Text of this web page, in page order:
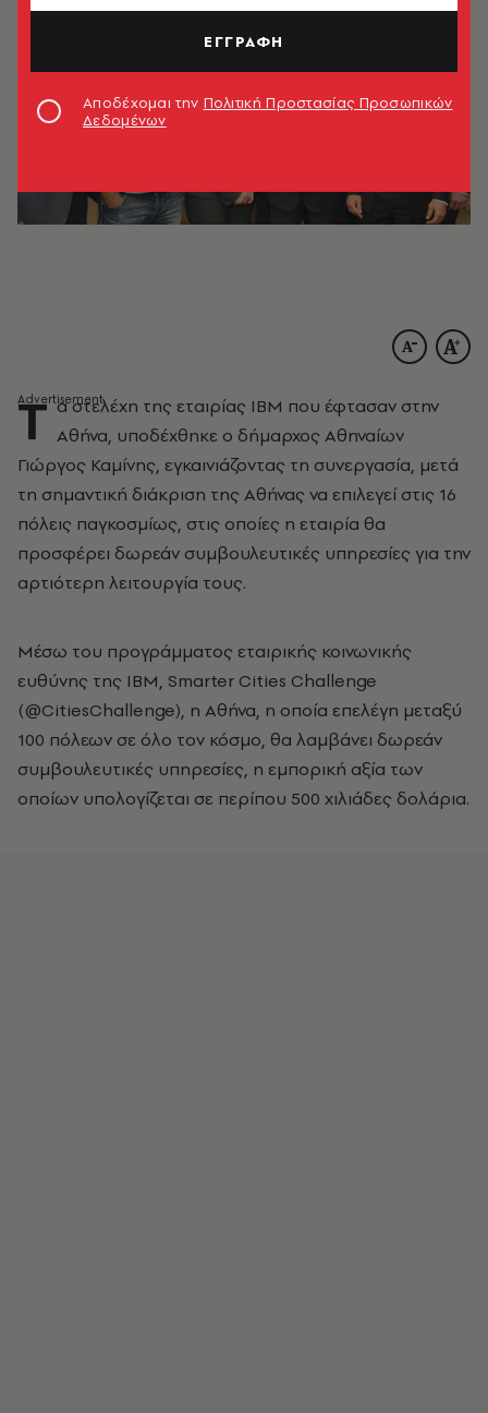
Τ α στελέχη της εταιρίας IBM που έφτασαν στην
Αθήνα, υποδέχθηκε ο δήμαρχος Αθηναίων
Γιώργος Καμίνης, εγκαινιάζοντας τη συνεργασία, μετά
τη σημαντική διάκριση της Αθήνας να επιλεγεί στις 16
πόλεις παγκοσμίως, στις οποίες η εταιρία θα
προσφέρει δωρεάν συμβουλευτικές υπηρεσίες για την
αρτιότερη λειτουργία τους.
Μέσω του προγράμματος εταιρικής κοινωνικής
ευθύνης της ΙΒΜ, Smarter Cities Challenge
(@CitiesChallenge), η Αθήνα, η οποία επελέγη μεταξύ
100 πόλεων σε όλο τον κόσμο, θα λαμβάνει δωρεάν
συμβουλευτικές υπηρεσίες, η εμπορική αξία των
οποίων υπολογίζεται σε περίπου 500 χιλιάδες δολάρια.
ΕΓΓΡΑΦΗ
Αποδέχομαι την Πολιτική Προστασίας Προσωπικών
Δεδομένων